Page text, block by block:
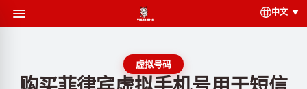
中文
虚拟号码